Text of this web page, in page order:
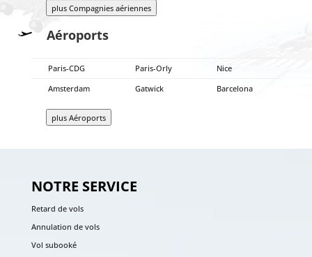
plus Compagnies aériennes
Aéroports
Paris-CDG Paris-Orly
Nice
Amsterdam
Gatwick Barcelona
plus Aéroports
NOTRE SERVICE
Retard de vols
Annulation de vols
Vol subooké